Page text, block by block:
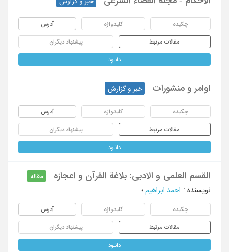
چکیده کلیدواژه آدرس
مقالات مرتبط پیشنهاد دیگران
دانلود
اوامر و منشورات خبر و گزارش
چکیده کلیدواژه آدرس
مقالات مرتبط پیشنهاد دیگران
دانلود
القسم العلمی و الادبی: بلاغة القرآن و اعجازه
مقاله
نویسنده : احمد ابراهیم ؛
چکیده کلیدواژه آدرس
مقالات مرتبط پیشنهاد دیگران
دانلود